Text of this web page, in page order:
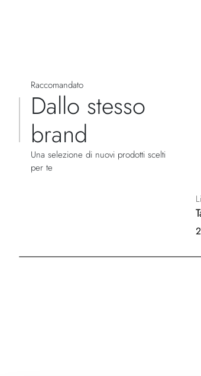
Raccomandato
Dallo stesso
brand
Una selezione di nuovi prodotti scelti
per te